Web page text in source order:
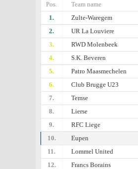
Pos.
Team name
1.
Zulte-Waregem
2.
UR La Louviere
3.
RWD Molenbeek
4.
S.K. Beveren
5.
Patro Maasmechelen
6.
Club Brugge U23
7.
Temse
8.
Lierse
9.
RFC Liege
10.
Eupen
11.
Lommel United
12.
Francs Borains